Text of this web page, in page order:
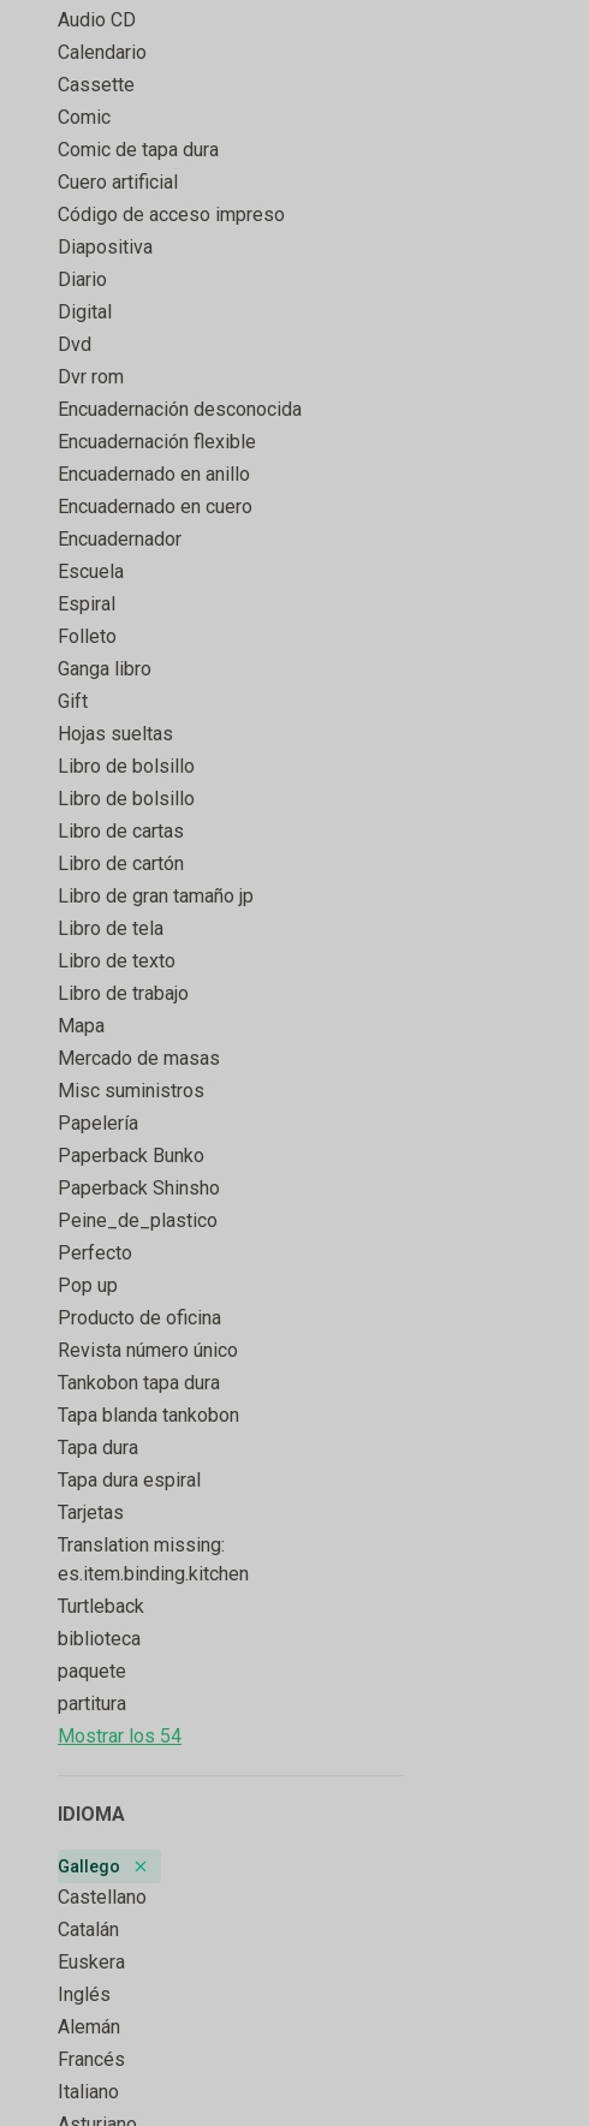
Audio CD
Calendario
Cassette
Comic
Comic de tapa dura
Cuero artificial
Código de acceso impreso
Diapositiva
Diario
Digital
Dvd
Dvr rom
Encuadernación desconocida
Encuadernación flexible
Encuadernado en anillo
Encuadernado en cuero
Encuadernador
Escuela
Espiral
Folleto
Ganga libro
Gift
Hojas sueltas
Libro de bolsillo
Libro de bolsillo
Libro de cartas
Libro de cartón
Libro de gran tamaño jp
Libro de tela
Libro de texto
Libro de trabajo
Mapa
Mercado de masas
Misc suministros
Papelería
Paperback Bunko
Paperback Shinsho
Peine_de_plastico
Perfecto
Pop up
Producto de oficina
Revista número único
Tankobon tapa dura
Tapa blanda tankobon
Tapa dura
Tapa dura espiral
Tarjetas
Translation missing:
es.item.binding.kitchen
Turtleback
biblioteca
paquete
partitura
Mostrar los 54
IDIOMA
Gallego
Remove badge
Castellano
Catalán
Euskera
Inglés
Alemán
Francés
Italiano